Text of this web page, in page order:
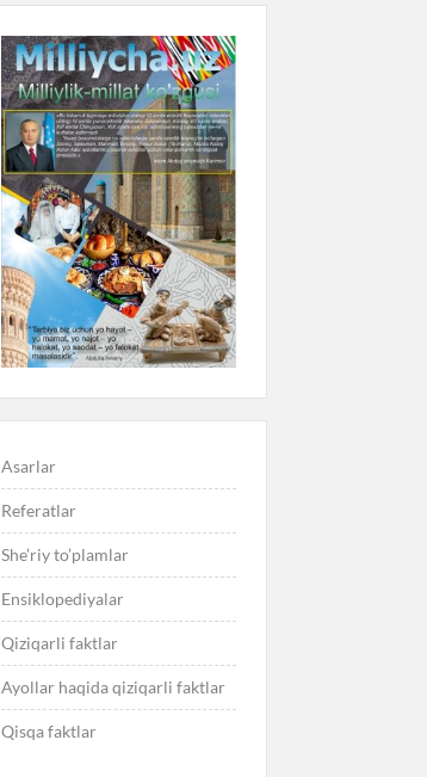
Asarlar
Referatlar
She’riy to’plamlar
Ensiklopediyalar
Qiziqarli faktlar
Ayollar haqida qiziqarli faktlar
Qisqa faktlar